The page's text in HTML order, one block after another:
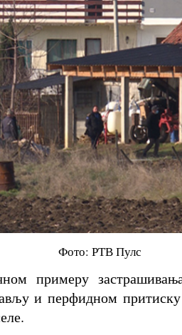
Фото: РТВ Пулс
примеру
и перфидном